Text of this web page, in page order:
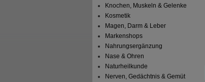
Knochen, Muskeln & Gelenke
Kosmetik
Magen, Darm & Leber
Markenshops
Nahrungsergänzung
Nase & Ohren
Naturheilkunde
Nerven, Gedächtnis & Gemüt
AVP***
Unser Preis *
Grundpreis
Max. Abgabe: